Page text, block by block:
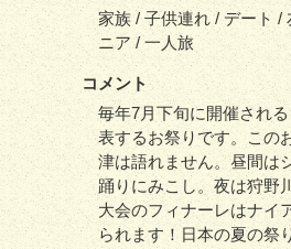
家族 / 子供連れ / デート /
ニア / 一人旅
コメント
毎年7月下旬に開催され
表するお祭りです。この
津は語れません。昼間は
踊りにみこし。夜は狩野
大会のフィナーレはナイ
られます！日本の夏の祭